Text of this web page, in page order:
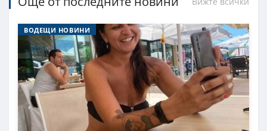
ВОДЕЩИ НОВИНИ